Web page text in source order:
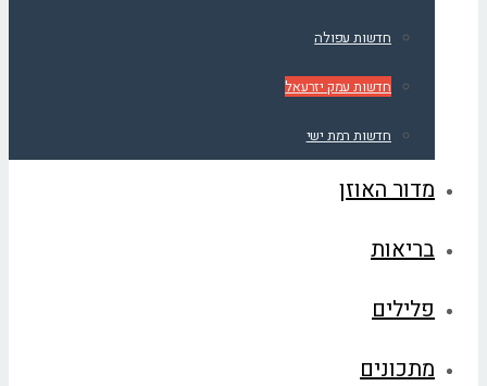
חדשות עפולה
חדשות עמק יזרעאל
חדשות רמת ישי
מדור האוזן
בריאות
פלילים
מתכונים